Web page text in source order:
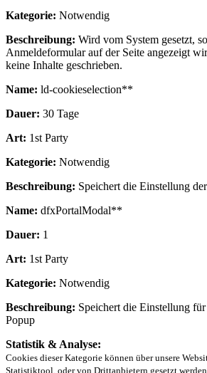
Kategorie: Notwendig
Beschreibung: Wird vom System gesetzt,
Anmeldeformular auf der Seite angezeigt
keine Inhalte geschrieben.
Name: ld-cookieselection**
Dauer: 30 Tage
Art: 1st Party
Kategorie: Notwendig
Beschreibung: Speichert die Einstellung
Name: dfxPortalModal**
Dauer: 1
Art: 1st Party
Kategorie: Notwendig
Beschreibung: Speichert die Einstellung
Popup
Statistik & Analyse:
Cookies dieser Kategorie können über unsere
Statistiktool, oder von Drittanbietern gesetzt